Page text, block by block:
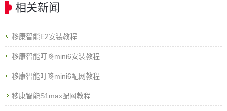
相关新闻
移康智能E2安装教程
移康智能叮咚mini6安装教程
移康智能叮咚mini6配网教程
移康智能S1max配网教程